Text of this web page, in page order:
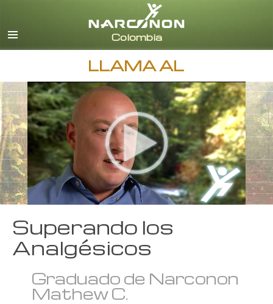
Español
Todas las Regiones/Idiomas
LLAMA AL
Superando los
Analgésicos
Graduado de Narconon
Mathew C.